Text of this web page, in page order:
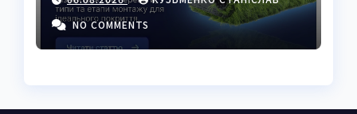
українців
NO COMMENTS